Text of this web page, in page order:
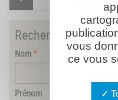
Rechercherun
Nom
Prénom
vous
ce vous